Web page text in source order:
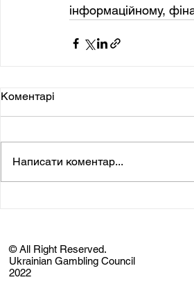
інформаційному,
Коментарі
Написати коментар...
© All Right Reserved.
Ukrainian Gambling Council
2022